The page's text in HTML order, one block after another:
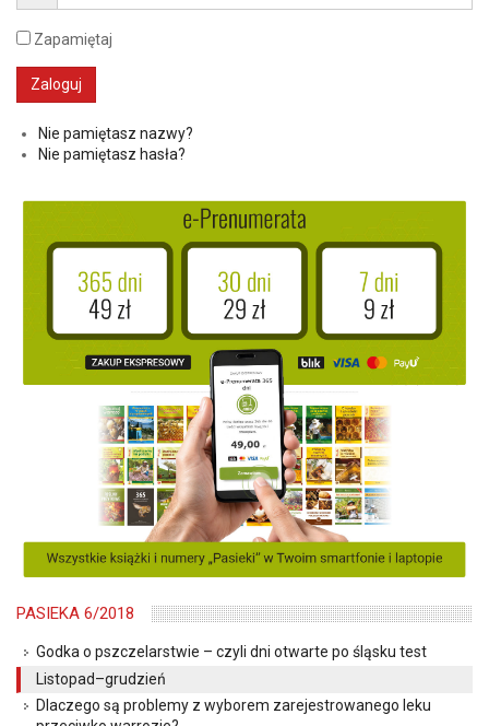
Zapamiętaj
Nie pamiętasz nazwy?
Nie pamiętasz hasła?
PASIEKA 6/2018
Godka o pszczelarstwie – czyli dni otwarte po śląsku test
Listopad–grudzień
Dlaczego są problemy z wyborem zarejestrowanego leku